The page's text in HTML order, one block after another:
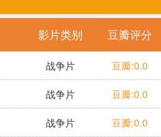
影片类别 豆瓣评分
战争片 豆瓣:0.0
战争片 豆瓣:0.0
战争片 豆瓣:0.0